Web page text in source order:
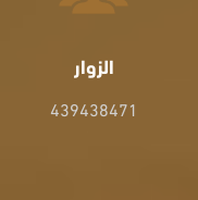
الزوار
439438471